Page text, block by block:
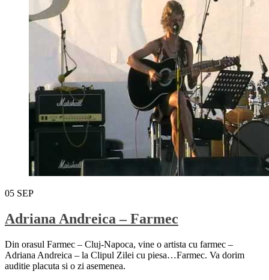
05 SEP
Adriana Andreica – Farmec
Din orasul Farmec – Cluj-Napoca, vine o artista cu farmec –
Adriana Andreica – la Clipul Zilei cu piesa…Farmec. Va dorim
auditie placuta si o zi asemenea.